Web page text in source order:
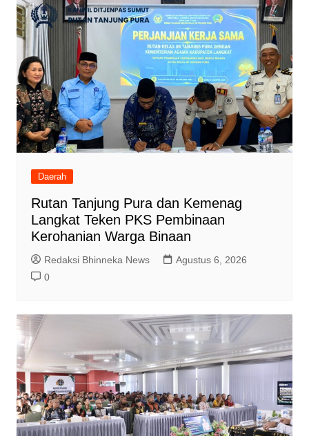
Daerah
Rutan Tanjung Pura dan Kemenag
Langkat Teken PKS Pembinaan
Kerohanian Warga Binaan
Redaksi Bhinneka News
Agustus 6, 2026
0